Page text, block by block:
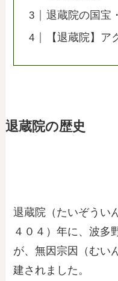
退蔵院の国宝
【退蔵院】ア
退蔵院の歴史
退蔵院（たいぞうい
４０４）年に、波多
が、無因宗因（むい
建されました。